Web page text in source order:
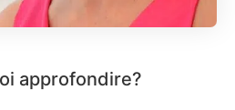
approfondire?